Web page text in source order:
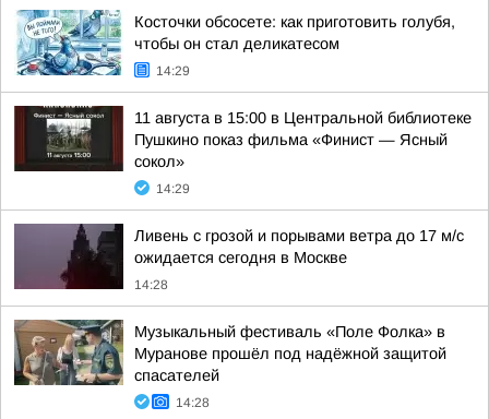
Косточки обсосете: как приготовить голубя,
чтобы он стал деликатесом
14:29
11 августа в 15:00 в Центральной библиотеке
Пушкино показ фильма «Финист — Ясный
сокол»
14:29
Ливень с грозой и порывами ветра до 17 м/с
ожидается сегодня в Москве
14:28
Музыкальный фестиваль «Поле Фолка» в
Муранове прошёл под надёжной защитой
спасателей
14:28